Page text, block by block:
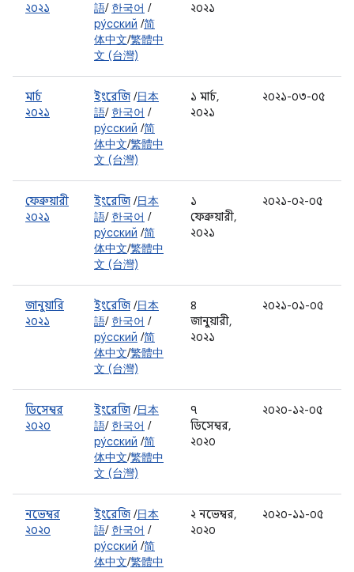
২০২১
語/ 한국어 /
ру́сский /简
体中文/繁體中
文 (台灣)
২০২১
মার্চ
২০২১
ইংরেজি /日本
語/ 한국어 /
ру́сский /简
体中文/繁體中
文 (台灣)
১ মার্চ,
২০২১
২০২১-০৩-০৫
ফেব্রুয়ারী
২০২১
ইংরেজি /日本
語/ 한국어 /
ру́сский /简
体中文/繁體中
文 (台灣)
১
ফেব্রুয়ারী,
২০২১
২০২১-০২-০৫
জানুয়ারি
২০২১
ইংরেজি /日本
語/ 한국어 /
ру́сский /简
体中文/繁體中
文 (台灣)
৪
জানুয়ারী,
২০২১
২০২১-০১-০৫
ডিসেম্বর
২০২০
ইংরেজি /日本
語/ 한국어 /
ру́сский /简
体中文/繁體中
文 (台灣)
৭
ডিসেম্বর,
২০২০
২০২০-১২-০৫
নভেম্বর
২০২০
ইংরেজি /日本
語/ 한국어 /
ру́сский /简
体中文/繁體中
২ নভেম্বর,
২০২০
২০২০-১১-০৫